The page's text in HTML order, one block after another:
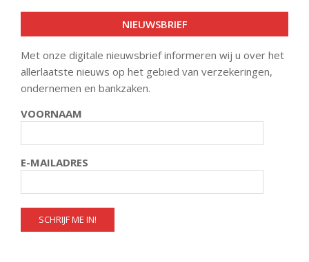
NIEUWSBRIEF
Met onze digitale nieuwsbrief informeren wij u over het
allerlaatste nieuws op het gebied van verzekeringen,
ondernemen en bankzaken.
VOORNAAM
E-MAILADRES